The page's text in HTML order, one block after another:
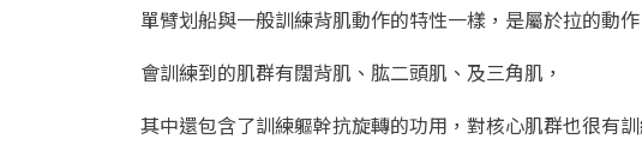
單臂划船與一般訓練背肌動作的特性一樣，是屬於拉的動
會訓練到的肌群有闊背肌、肱二頭肌、及三角肌，
其中還包含了訓練軀幹抗旋轉的功用，對核心肌群也很有訓